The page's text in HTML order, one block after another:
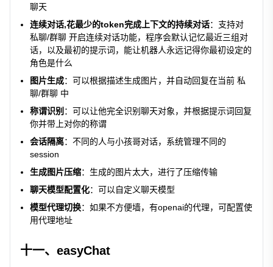
聊天
连续对话,花最少的token完成上下文的持续对话：支持对
私聊/群聊 开启连续对话功能，程序会默认记忆最近三组对
话，以及最初的提示词，能让机器人永远记得你最初设定的
角色是什么
图片生成：可以根据描述生成图片，并自动回复在当前 私
聊/群聊 中
称谓识别 ：可以让他完全识别聊天对象，并根据提示词回复
你并带上对你的称谓
会话隔离：不同的人与小孩哥对话，系统管理不同的
session
生成图片压缩：生成的图片太大，进行了压缩传输
聊天模型配置化：可以自定义聊天模型
模型代理切换：如果不方便墙，有openai的代理，可配置使
用代理地址
十一、easyChat